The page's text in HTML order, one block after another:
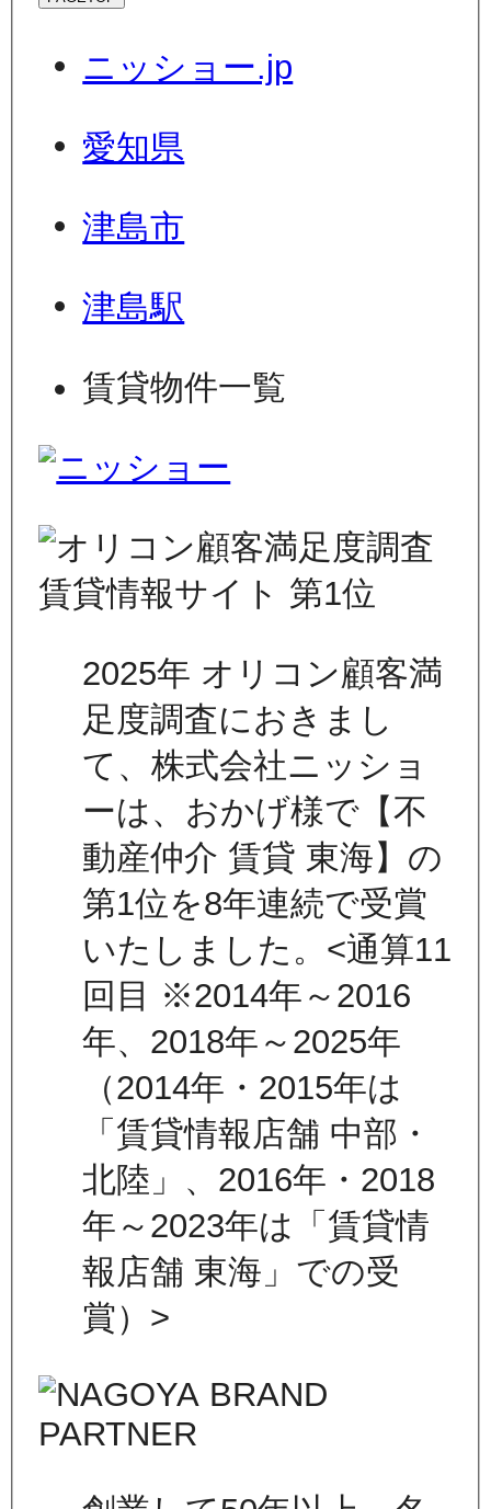
ニッショー.jp
愛知県
津島市
津島駅
賃貸物件一覧
2025年 オリコン顧客満
足度調査におきまし
て、株式会社ニッショ
ーは、おかげ様で【不
動産仲介 賃貸 東海】の
第1位を8年連続で受賞
いたしました。<通算11
回目 ※2014年～2016
年、2018年～2025年
（2014年・2015年は
「賃貸情報店舗 中部・
北陸」、2016年・2018
年～2023年は「賃貸情
報店舗 東海」での受
賞）>